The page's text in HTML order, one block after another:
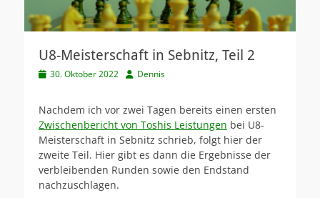
U8-Meisterschaft in Sebnitz, Teil 2
Veröffentlicht
30. Oktober 2022 AutorDennis
Nachdem ich vor zwei Tagen bereits einen ersten
Zwischenbericht von Toshis Leistungen bei U8-
Meisterschaft in Sebnitz schrieb, folgt hier der
zweite Teil. Hier gibt es dann die Ergebnisse der
verbleibenden Runden sowie den Endstand
nachzuschlagen.